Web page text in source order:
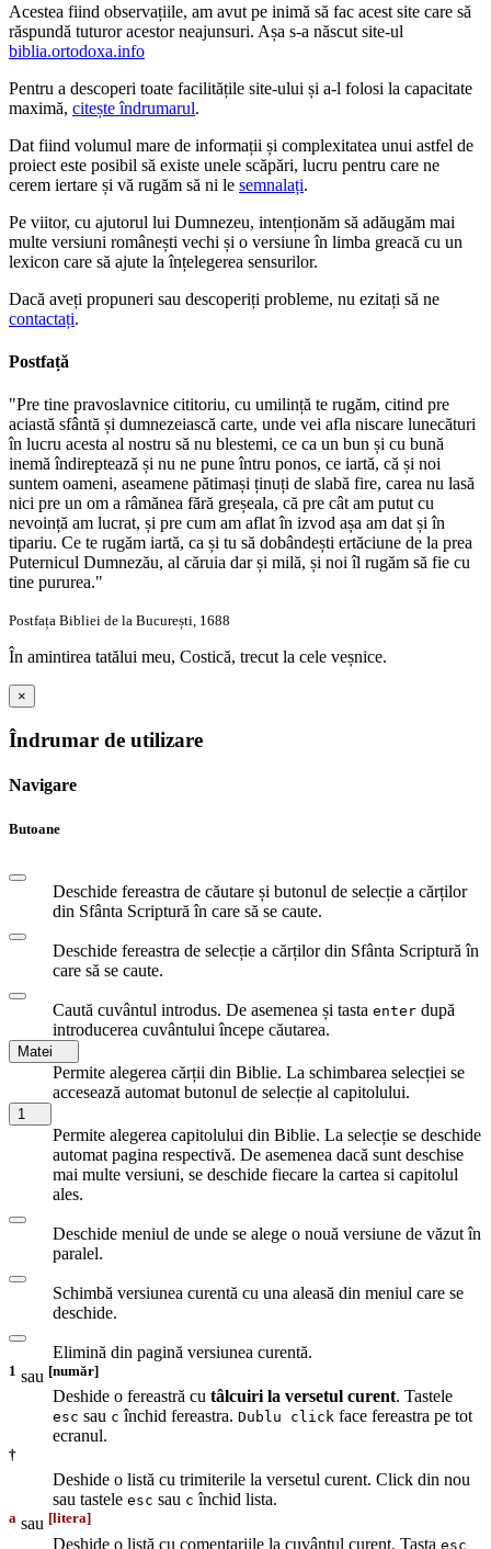
Acestea fiind observațiile, am avut pe inimă să fac acest site care să
răspundă tuturor acestor neajunsuri. Așa s-a născut site-ul
biblia.ortodoxa.info
Pentru a descoperi toate facilitățile site-ului și a-l folosi la capacitate
maximă, citește îndrumarul.
Dat fiind volumul mare de informații și complexitatea unui astfel de
proiect este posibil să existe unele scăpări, lucru pentru care ne
cerem iertare și vă rugăm să ni le semnalați.
Pe viitor, cu ajutorul lui Dumnezeu, intenționăm să adăugăm mai
multe versiuni românești vechi și o versiune în limba greacă cu un
lexicon care să ajute la înțelegerea sensurilor.
Dacă aveți propuneri sau descoperiți probleme, nu ezitați să ne
contactați.
Postfață
"Pre tine pravoslavnice cititoriu, cu umilință te rugăm, citind pre
aciastă sfântă și dumnezeiască carte, unde vei afla niscare lunecături
în lucru acesta al nostru să nu blestemi, ce ca un bun și cu bună
inemă îndireptează și nu ne pune întru ponos, ce iartă, că și noi
suntem oameni, aseamene pătimași ținuți de slabă fire, carea nu lasă
nici pre un om a râmănea fără greșeala, că pre cât am putut cu
nevoință am lucrat, și pre cum am aflat în izvod așa am dat și în
tipariu. Ce te rugăm iartă, ca și tu să dobândești ertăciune de la prea
Puternicul Dumnezău, al căruia dar și milă, și noi îl rugăm să fie cu
tine pururea."
Postfața Bibliei de la București, 1688
În amintirea tatălui meu, Costică, trecut la cele veșnice.
×
Îndrumar de utilizare
Navigare
Butoane
Deschide fereastra de căutare și butonul de selecție a cărților
din Sfânta Scriptură în care să se caute.
Deschide fereastra de selecție a cărților din Sfânta Scriptură în
care să se caute.
Caută cuvântul introdus. De asemenea și tasta enter după
introducerea cuvântului începe căutarea.
Matei
Permite alegerea cărții din Biblie. La schimbarea selecției se
accesează automat butonul de selecție al capitolului.
1
Permite alegerea capitolului din Biblie. La selecție se deschide
automat pagina respectivă. De asemenea dacă sunt deschise
mai multe versiuni, se deschide fiecare la cartea si capitolul
ales.
Deschide meniul de unde se alege o nouă versiune de văzut în
paralel.
Schimbă versiunea curentă cu una aleasă din meniul care se
deschide.
Elimină din pagină versiunea curentă.
1 sau [număr]
Deshide o fereastră cu tâlcuiri la versetul curent. Tastele
esc sau c închid fereastra. Dublu click face fereastra pe tot
ecranul.
†
Deshide o listă cu trimiterile la versetul curent. Click din nou
sau tastele esc sau c închid lista.
a sau [litera]
Deshide o listă cu comentariile la cuvântul curent. Tasta esc